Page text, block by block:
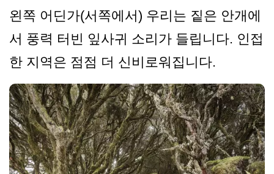
왼쪽 어딘가(서쪽에서) 우리는 짙은 안개에
서 풍력 터빈 잎사귀 소리가 들립니다. 인접
한 지역은 점점 더 신비로워집니다.